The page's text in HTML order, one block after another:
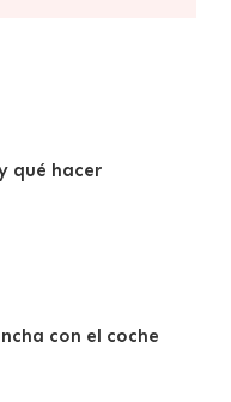
qué hacer
con el coche